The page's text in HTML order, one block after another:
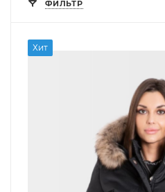
ФИЛЬТР
Хит